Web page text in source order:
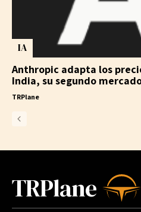
IA
Anthropic adapta los
India, su segundo
TRPlane
TRPlane